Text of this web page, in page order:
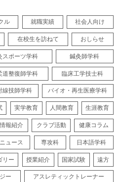
ル 就職実績 社会人向け
在校生を訪ねて おしらせ
スポーツ学科 鍼灸師学科
道整復師学科 臨床工学技士科
線技師学科 バイオ・再生医療学科
実学教育 人間教育 生涯教育
報紹介 クラブ活動 健康コラム
ュース 専攻科 日本語学科
リー 授業紹介 国家試験 遠方
ー アスレティックトレーナー